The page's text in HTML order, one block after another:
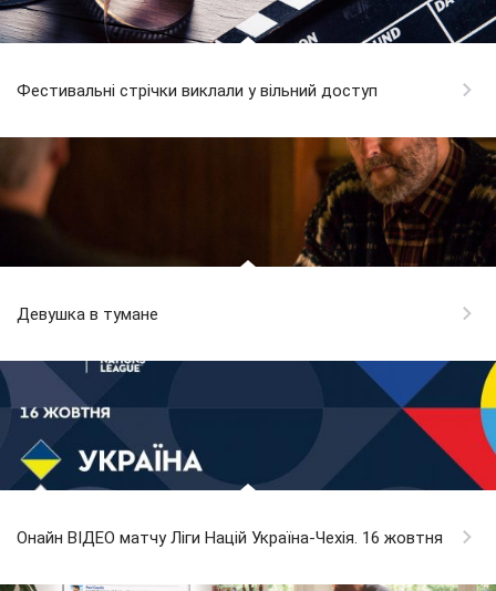
Фестивальні стрічки виклали у вільний доступ
Девушка в тумане
Онайн ВІДЕО матчу Ліги Націй Україна-Чехія. 16 жовтня